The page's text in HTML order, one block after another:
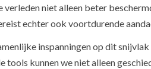
verleden niet alleen beter
echter ook voortdurende
inspanningen op dit
tools kunnen we niet alleen